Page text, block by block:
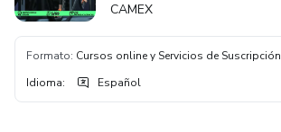
CAMEX
Formato: Cursos online y Servicios de Suscripción
Idioma: Español